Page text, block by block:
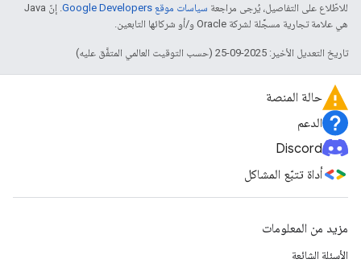
للاطّلاع على التفاصيل، يُرجى مراجعة سياسات موقع Google Developers‏
. إنّ Java
هي علامة تجارية مسجَّلة لشركة Oracle و/أو شركائها التابعين.
تاريخ التعديل الأخير: 2025-09-25 (حسب التوقيت العالمي المتفَّق عليه)
حالة المنصة
الدعم
Discord
أداة تتبّع المشاكل
مزيد من المعلومات
الأسئلة الشائعة